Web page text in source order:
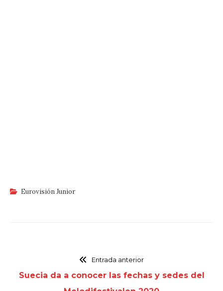
Eurovisión Junior
Entrada anterior
Suecia da a conocer las fechas y sedes del